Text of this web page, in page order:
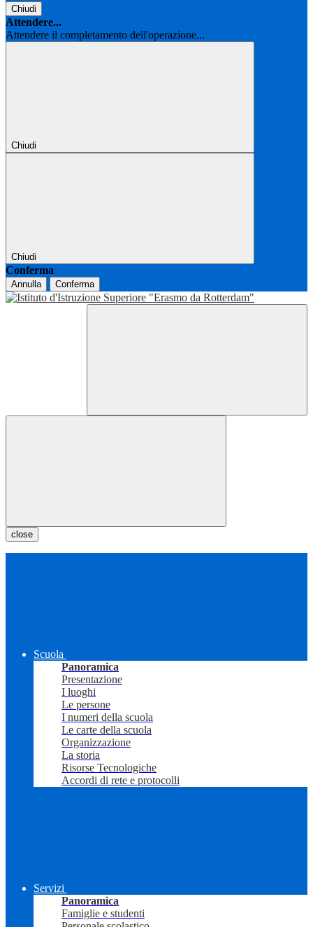
Chiudi
Attendere...
Attendere il completamento dell'operazione...
Chiudi
Chiudi
Conferma
Annulla Conferma
close
Scuola
Panoramica
Presentazione
I luoghi
Le persone
I numeri della scuola
Le carte della scuola
Organizzazione
La storia
Risorse Tecnologiche
Accordi di rete e protocolli
Servizi
Panoramica
Famiglie e studenti